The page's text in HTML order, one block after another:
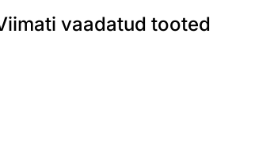
vaadatud tooted